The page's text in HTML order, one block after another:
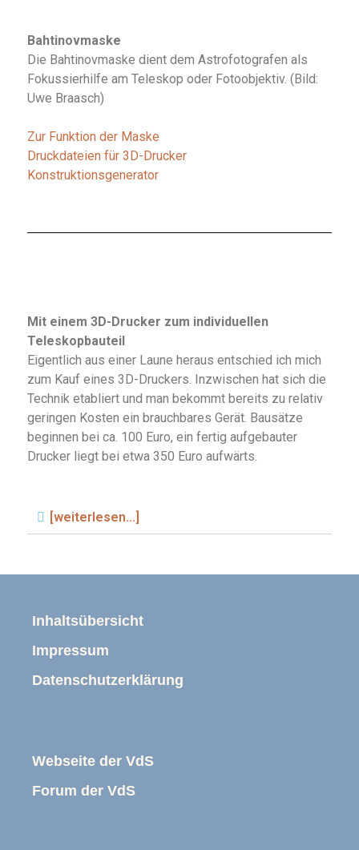
Bahtinovmaske
Die Bahtinovmaske dient dem Astrofotografen als
Fokussierhilfe am Teleskop oder Fotoobjektiv. (Bild:
Uwe Braasch)
Zur Funktion der Maske
Druckdateien für 3D-Drucker
Konstruktionsgenerator
Mit einem 3D-Drucker zum individuellen
Teleskopbauteil
Eigentlich aus einer Laune heraus entschied ich mich
zum Kauf eines 3D-Druckers. Inzwischen hat sich die
Technik etabliert und man bekommt bereits zu relativ
geringen Kosten ein brauchbares Gerät. Bausätze
beginnen bei ca. 100 Euro, ein fertig aufgebauter
Drucker liegt bei etwa 350 Euro aufwärts.
[weiterlesen...]
Inhaltsübersicht
Impressum
Datenschutzerklärung
Webseite der VdS
Forum der VdS